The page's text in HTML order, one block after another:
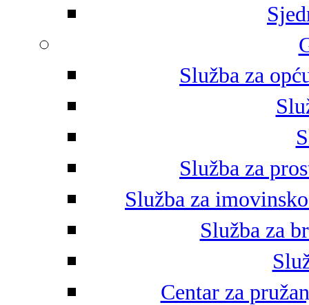
Služba za
Služba za
Služba za
Služba za
Centar za